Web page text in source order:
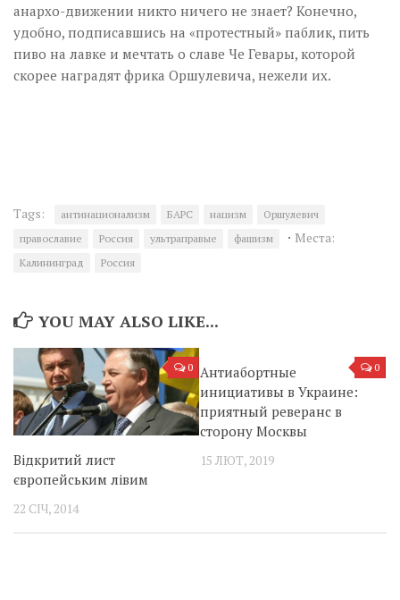
анархо-движении никто ничего не знает? Конечно,
удобно, подписавшись на «протестный» паблик, пить
пиво на лавке и мечтать о славе Че Гевары, которой
скорее наградят фрика Оршулевича, нежели их.
Tags: антинационализм БАРС нацизм
Оршулевич
православие
Россия ультраправые фашизм · Места:
Калининград Россия
YOU MAY ALSO LIKE...
0
Відкритий лист
європейським лівим
22 СІЧ, 2014
0
Антиабортные
инициативы в Украине:
приятный реверанс в
сторону Москвы
15 ЛЮТ, 2019